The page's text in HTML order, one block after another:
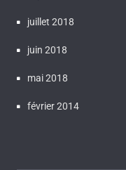
juillet 2018
juin 2018
mai 2018
février 2014